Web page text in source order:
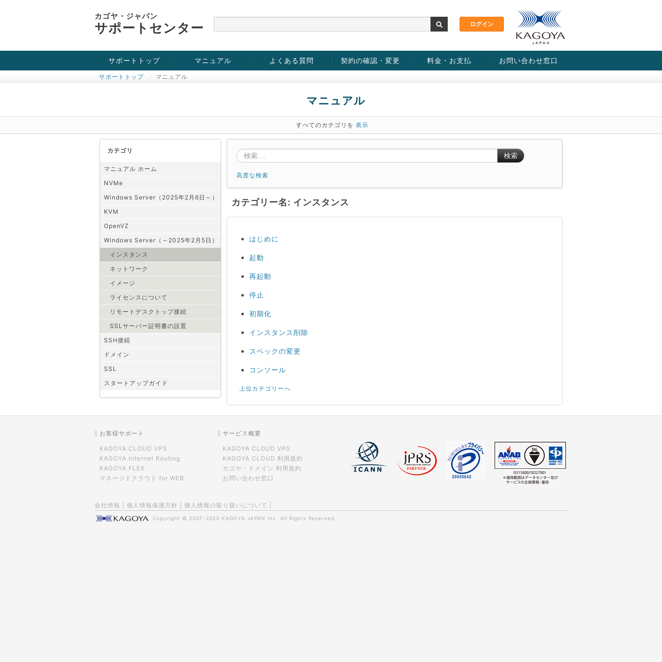
カゴヤ・ジャパン
サポートセンター
サポートトップ
お役立ち情報
チュートリアル
障害・メンテナンス情報
マニュアル
KVM
OpenVZ
Windows Server
SSH接続
ドメイン
SSL
よくある質問 契約の確認・変更 料金・お支払 お問い合わせ窓口
サポートトップ マニュアル
マニュアル
すべてのカテゴリを 表示
カテゴリ
マニュアル ホーム
NVMe
Windows Server（2025年2月6日～）
KVM
OpenVZ
Windows Server（～2025年2月5日）
インスタンス
ネットワーク
イメージ
ライセンスについて
リモートデスクトップ接続
SSLサーバー証明書の設置
SSH接続
ドメイン
SSL
スタートアップガイド
検索
高度な検索
カテゴリー名: インスタンス
はじめに
起動
再起動
停止
初期化
インスタンス削除
スペックの変更
コンソール
上位カテゴリーへ
お客様サポート
KAGOYA CLOUD VPS
KAGOYA Internet Routing
KAGOYA FLEX
マネージドクラウド for WEB
サービス概要
KAGOYA CLOUD VPS
KAGOYA CLOUD 利用規約
カゴヤ・ドメイン 利用規約
お問い合わせ窓口
会社情報 個人情報保護方針 個人情報の取り扱いについて
Copyright © 2007-2020 KAGOYA JAPAN Inc. All Rights Reserved.